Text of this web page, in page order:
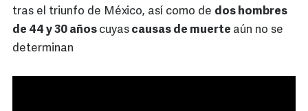
tras el triunfo de México, así como de dos hombres
de 44 y 30 años cuyas causas de muerte aún no se
determinan